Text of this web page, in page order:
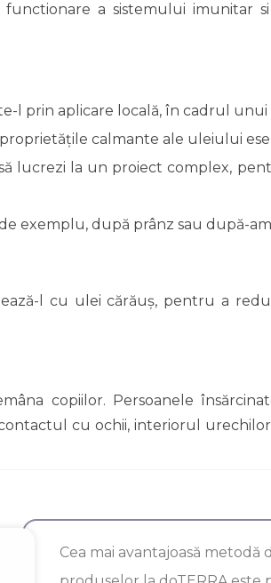
a sistemului imunitar
l prin aplicare locală, în cadrul
calmante ale uleiului
lucrezi la un proiect complex,
exemplu, după prânz sau după-
l cu ulei cărăuș, pentru a
copiilor. Persoanele
cu ochii, interiorul urechilor
Cea mai avantajoasă metodă